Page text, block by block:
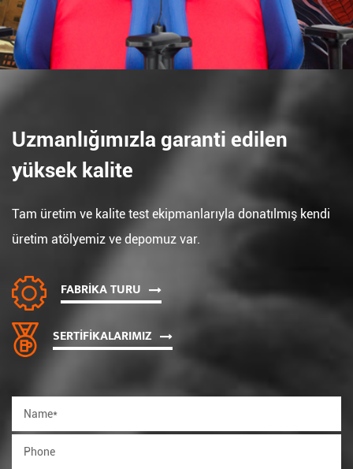
Uzmanlığımızla garanti edilen
yüksek kalite
Tam üretim ve kalite test ekipmanlarıyla donatılmış kendi
üretim atölyemiz ve depomuz var.
FABRIKA TURU
SERTIFIKALARIMIZ